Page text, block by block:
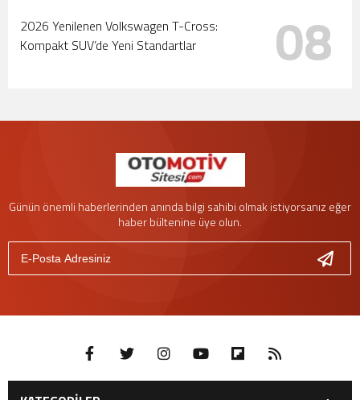
2026 Yenilenen Volkswagen T-Cross:
Kompakt SUV’de Yeni Standartlar
08
Günün önemli haberlerinden anında bilgi sahibi olmak istiyorsanız eğer
haber bültenine üye olun.